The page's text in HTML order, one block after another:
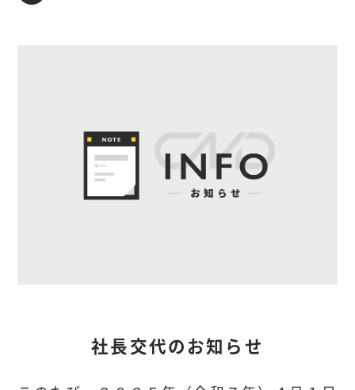
社長交代のお知らせ